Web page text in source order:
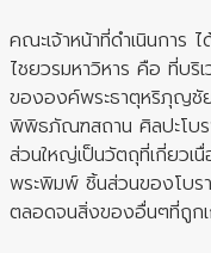
คณะเจ้าหน้าที่ดำเนินการ
ไชยวรมหาวิหาร คือ ที่บริ
ขององค์พระธาตุหริภุญชั
พิพิธภัณฑสถาน ศิลปะโบร
ส่วนใหญ่เป็นวัตถุที่เกี่ยวเ
พระพิมพ์ ชิ้นส่วนของโบร
ตลอดจนสิ่งของอื่นๆที่ถูก